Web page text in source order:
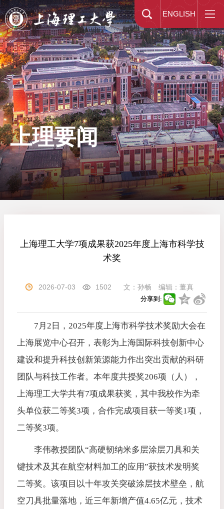
ENGLISH
上理要闻
上海理工大学7项成果获2025年度上海市科学技
术奖
2026-07-03 1502 文： 孙畅 编辑： 董真
分享到:
7月2日，2025年度上海市科学技术奖励大会在
上海展览中心召开，表彰为上海国际科技创新中心
建设和提升科技创新策源能力作出突出贡献的科研
团队与科技工作者。本年度共授奖206项（人），
上海理工大学共有7项成果获奖，其中我校作为牵
头单位获二等奖3项，合作完成项目获一等奖1项，
二等奖3项。
李伟教授团队“高硬韧纳米多层涂层刀具和关
键技术及其在航空材料加工的应用”获技术发明奖
二等奖。该项目以十年攻关突破涂层技术壁垒，航
空刀具批量落地，近三年新增产值4.65亿元，技术